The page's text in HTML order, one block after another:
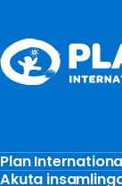
Plan
Akuta